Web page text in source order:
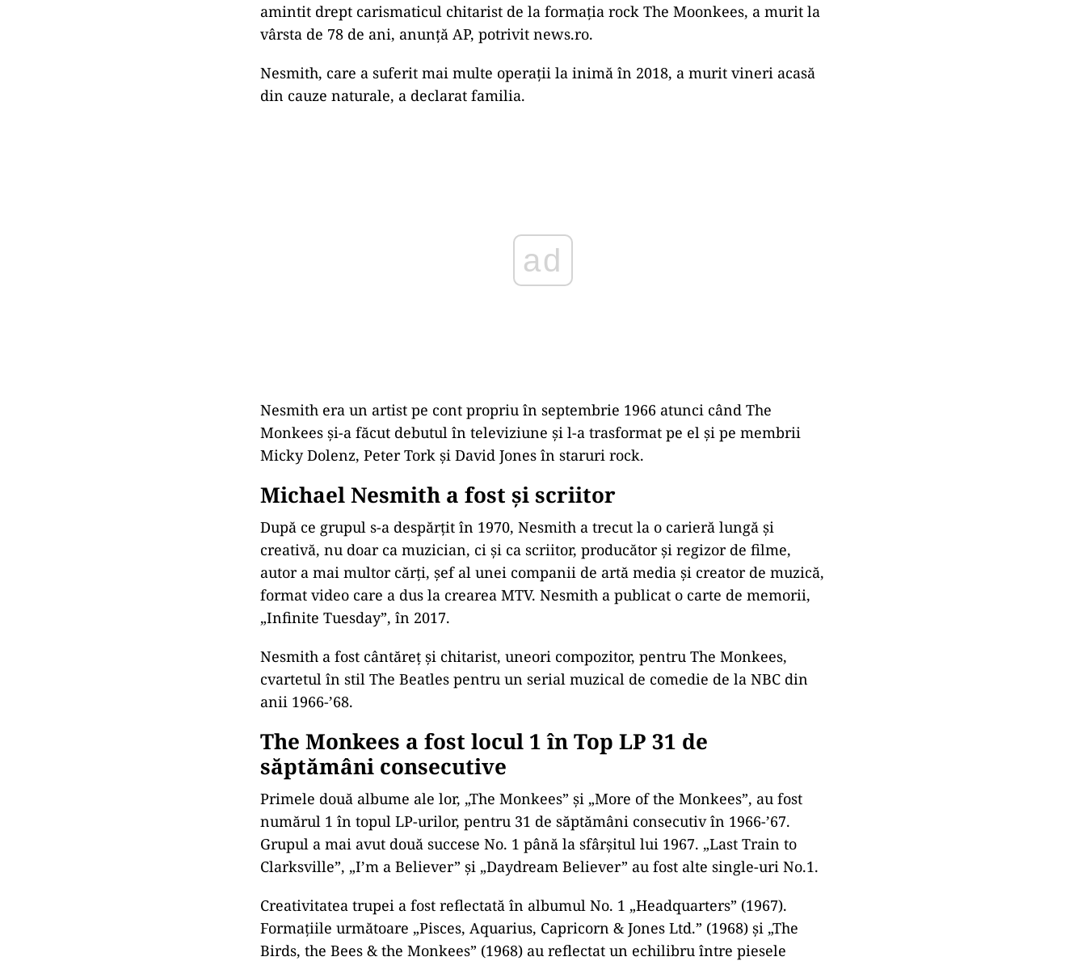
amintit drept carismaticul chitarist de la formaţia rock The Moonkees, a murit la
vârsta de 78 de ani, anunţă AP, potrivit news.ro.
Nesmith, care a suferit mai multe operaţii la inimă în 2018, a murit vineri acasă
din cauze naturale, a declarat familia.
Nesmith era un artist pe cont propriu în septembrie 1966 atunci când The
Monkees şi-a făcut debutul în televiziune şi l-a trasformat pe el şi pe membrii
Micky Dolenz, Peter Tork şi David Jones în staruri rock.
Michael Nesmith a fost și scriitor
După ce grupul s-a despărţit în 1970, Nesmith a trecut la o carieră lungă şi
creativă, nu doar ca muzician, ci şi ca scriitor, producător şi regizor de filme,
autor a mai multor cărţi, şef al unei companii de artă media şi creator de muzică,
format video care a dus la crearea MTV. Nesmith a publicat o carte de memorii,
„Infinite Tuesday”, în 2017.
Nesmith a fost cântăreţ şi chitarist, uneori compozitor, pentru The Monkees,
cvartetul în stil The Beatles pentru un serial muzical de comedie de la NBC din
anii 1966-’68.
The Monkees a fost locul 1 în Top LP 31 de
săptămâni consecutive
Primele două albume ale lor, „The Monkees” şi „More of the Monkees”, au fost
numărul 1 în topul LP-urilor, pentru 31 de săptămâni consecutiv în 1966-’67.
Grupul a mai avut două succese No. 1 până la sfârşitul lui 1967. „Last Train to
Clarksville”, „I’m a Believer” şi „Daydream Believer” au fost alte single-uri No.1.
Creativitatea trupei a fost reflectată în albumul No. 1 „Headquarters” (1967).
Formaţiile următoare „Pisces, Aquarius, Capricorn & Jones Ltd.” (1968) şi „The
Birds, the Bees & the Monkees” (1968) au reflectat un echilibru între piesele